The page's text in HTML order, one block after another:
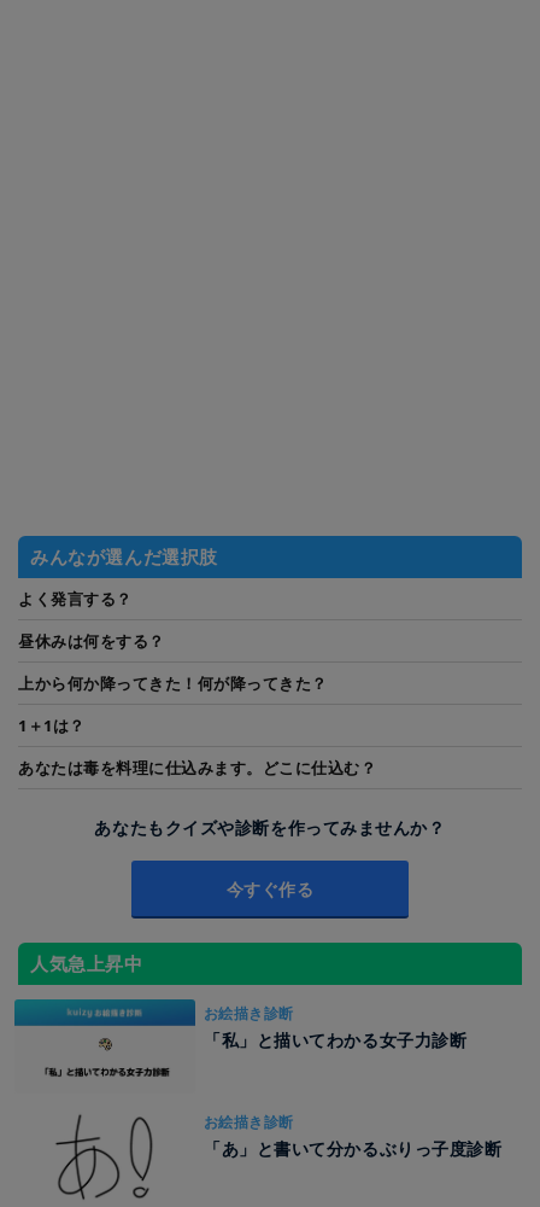
みんなが選んだ選択肢
よく発言する？
昼休みは何をする？
上から何か降ってきた！何が降ってきた？
1＋1は？
あなたは毒を料理に仕込みます。どこに仕込む？
あなたもクイズや診断を作ってみませんか？
今すぐ作る
人気急上昇中
お絵描き診断
「私」と描いてわかる女子力診断
お絵描き診断
「あ」と書いて分かるぶりっ子度診断